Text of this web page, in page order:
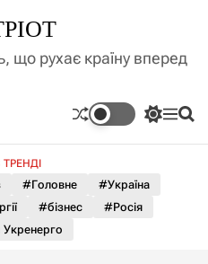
що рухає країну вперед
П
м
к
М П
ТРЕНДІ
#Головне
#Україна
#бізнес
#Росія